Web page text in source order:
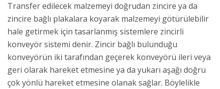
Transfer edilecek malzemeyi doğrudan zincire ya da
zincire bağlı plakalara koyarak malzemeyi götürülebilir
hale getirmek için tasarlanmış sistemlere zincirli
konveyör sistemi denir. Zincir bağlı bulunduğu
konveyörün iki tarafından geçerek konveyörü ileri veya
geri olarak hareket etmesine ya da yukarı aşağı doğru
çok yönlü hareket etmesine olanak sağlar. Böylelikle